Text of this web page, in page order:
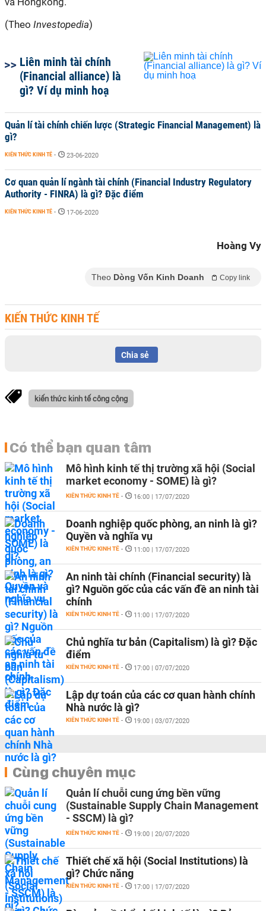
(Theo Investopedia)
Liên minh tài chính
(Financial alliance) là
gì? Ví dụ minh hoạ
Quản lí tài chính chiến lược (Strategic Financial Management) là
gì?
KIẾN THỨC KINH TẾ - 23-06-2020
Cơ quan quản lí ngành tài chính (Financial Industry Regulatory
Authority - FINRA) là gì? Đặc điểm
KIẾN THỨC KINH TẾ - 17-06-2020
Hoàng Vy
Theo Dòng Vốn Kinh Doanh Copy link
KIẾN THỨC KINH TẾ
Chia sẻ
kiến thức kinh tế công cộng
Có thể bạn quan tâm
Mô hình kinh tế thị trường xã hội (Social
market economy - SOME) là gì?
KIẾN THỨC KINH TẾ - 16:00 | 17/07/2020
Doanh nghiệp quốc phòng, an ninh là gì?
Quyền và nghĩa vụ
KIẾN THỨC KINH TẾ - 11:00 | 17/07/2020
An ninh tài chính (Financial security) là
gì? Nguồn gốc của các vấn đề an ninh tài
chính
KIẾN THỨC KINH TẾ - 11:00 | 17/07/2020
Chủ nghĩa tư bản (Capitalism) là gì? Đặc
điểm
KIẾN THỨC KINH TẾ - 17:00 | 07/07/2020
Lập dự toán của các cơ quan hành chính
Nhà nước là gì?
KIẾN THỨC KINH TẾ - 19:00 | 03/07/2020
Cùng chuyên mục
Quản lí chuỗi cung ứng bền vững
(Sustainable Supply Chain Management
- SSCM) là gì?
KIẾN THỨC KINH TẾ - 19:00 | 20/07/2020
Thiết chế xã hội (Social Institutions) là
gì? Chức năng
KIẾN THỨC KINH TẾ - 17:00 | 17/07/2020